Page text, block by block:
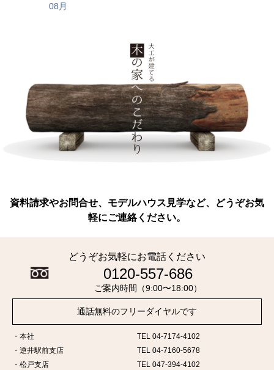
08月
資料請求やお問合せ、モデルハウス見学など、どうぞお気
軽にご連絡ください。
どうぞお気軽にお電話ください
0120-557-686
ご案内時間（9:00〜18:00）
通話無料のフリーダイヤルです
本社
TEL 04-7174-4102
逆井駅前支店
TEL 04-7160-5678
松戸支店
TEL 047-394-4102